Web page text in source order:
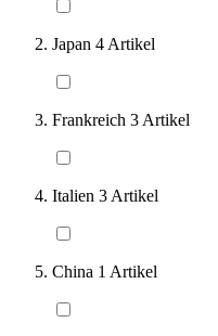
Japan 4 Artikel
Frankreich 3 Artikel
Italien 3 Artikel
China 1 Artikel